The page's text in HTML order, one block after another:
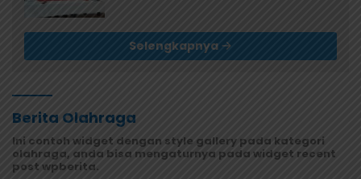
Selengkapnya
Berita Olahraga
Ini contoh widget dengan style gallery pada kategori
olahraga, anda bisa mengaturnya pada widget recent
post wpberita.